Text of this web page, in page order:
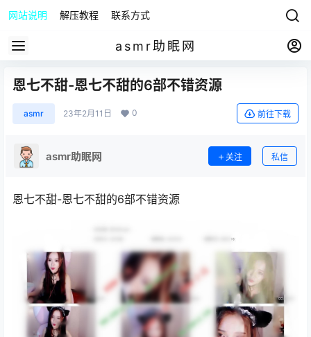
网站说明 解压教程 联系方式
asmr助眠网
恩七不甜-恩七不甜的6部不错资源
asmr 23年2月11日 0 前往下载
asmr助眠网 关注 私信
恩七不甜-恩七不甜的6部不错资源